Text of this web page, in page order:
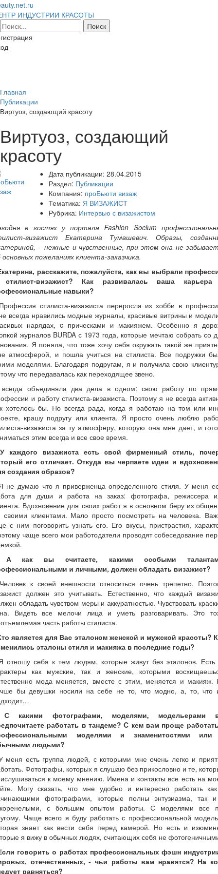
ИНДУСТРИИ КРАСОТЫ
Главная
Публикации
Виртуоз, создающий красоту
Виртуоз, создающий
красоту
Дата публикации: 28.04.2015
Раздел: Публикации
Компания: проБьюти визаж
Тематика: Я ВИЗАЖИСТ
Рубрика: Интервью с визажистом
в гостях у портала Fashion Socium
визажист Екатерина Тумашевич. Образы,
– нежные и чувственные, при этом она не
основных пожеланиях клиента-заказчика.
расскажите, пожалуйста, как вы выбрали
визажист? Как развивалась ваша
навыки?
стилиста-визажиста переросла из хобби в
всегда нравились модные журналы, красивые витрины и
нарядах, c прическами и макияжем. Особенно я
журналов BURDA с 1973 года, которые мечтаю собрать со
Я поняла, что тоже хочу себя окружать такой же
атмосферой, и пошла учиться на стилиста. Все подружки
моделями. Благодаря подругам, я и получила свою
что передавалась как переходящее звено.
объединяла два дела в одном: свою работу по
и работу стилиста-визажиста. Поэтому я не всегда
хотелось бы. Но всегда рада, когда я работаю на том или
крашу подругу или клиента. Я просто очень люблю
визажиста за ту атмосферу, которую она мне дает, и
этим всегда и все свое время.
каждого визажиста есть свой фирменный стиль,
его отличает. Откуда вы черпаете идеи и
создания образов?
не думаю что я приверженца определенного стиля. У меня
для души и работа на заказ: фотографа, режиссера
Вдохновение для своих работ я в основном беру из
своими клиентами. Мало просто посмотреть на человека.
с ним поговорить узнать его. Его вкусы, пристрастия,
чаще всего мои работодатели проводят собеседование
как вы считаете, какими особыми
и личными, должен обладать визажист?
к своей внешности относиться очень трепетно.
должен это учитывать. Естественно, что каждый
обладать чувством меры и аккуратностью. Чувствовать
Видеть все мелочи лица и уметь разговаривать. Это
часть работы стилиста.
является для Вас эталоном женской и мужской красоты?
эталоны стиля и макияжа в последние годы?
отношу себя к тем людям, которые живут без эталонов. Есть
как мужские, так и женские, которыми
мода меняется, вместе с этим, меняется и макияж.
бы девушки носили на себе не то, что модно, а, то, что
какими фотографами, моделями, модельерами
работать в тандеме? C кем вам проще
моделями и знаменитостями
людьми?
меня есть группа людей, с которыми мне очень легко и
Фотографы, которых я слушаю без прикословно и те,
к моему мнению. Имена и контакты все есть на
Могу сказать, что мне удобно и интересно работать
фотографами, которые полны энтузиазма, так
с большим опытом работы. С моделями все
Чаще всего я буду работать с профессиональной
знает как вести себя перед камерой. Но есть и
я вижу в обычных людях, считающих себя не
говорить о работах профессиональных фэшн
отечественных, - чьи работы вам нравятся? На
равняться?